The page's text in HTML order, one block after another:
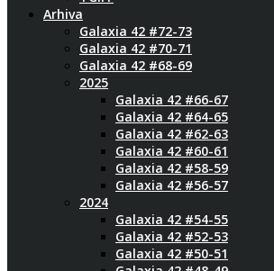
Arhiva
Galaxia 42 #72-73
Galaxia 42 #70-71
Galaxia 42 #68-69
2025
Galaxia 42 #66-67
Galaxia 42 #64-65
Galaxia 42 #62-63
Galaxia 42 #60-61
Galaxia 42 #58-59
Galaxia 42 #56-57
2024
Galaxia 42 #54-55
Galaxia 42 #52-53
Galaxia 42 #50-51